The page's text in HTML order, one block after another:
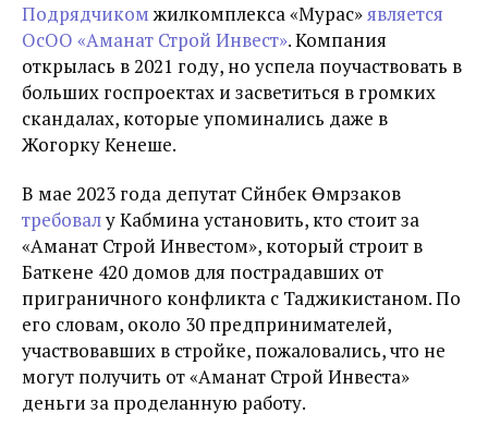
Подрядчикомжилкомплекса «Мурас»является
ОсОО «Аманат Строй Инвест». Компания
открылась в 2021 году, но успела поучаствовать в
больших госпроектах и засветиться в громких
скандалах, которые упоминались даже в
Жогорку Кенеше.
В мае 2023 года депутат Сүйүнбек Өмүрзаков
требовалу Кабмина установить, кто стоит за
«Аманат Строй Инвестом», который строит в
Баткене 420 домов для пострадавших от
приграничного конфликта с Таджикистаном. По
его словам, около 30 предпринимателей,
участвовавших в стройке, пожаловались, что не
могут получить от «Аманат Строй Инвеста»
деньги за проделанную работу.